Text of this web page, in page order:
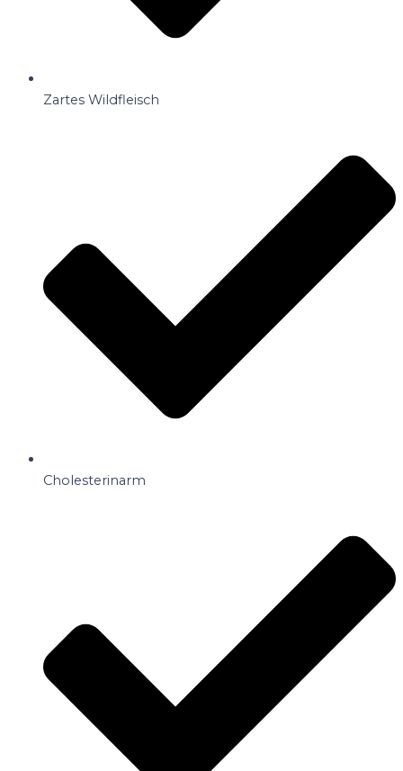
Zartes Wildfleisch
Cholesterinarm